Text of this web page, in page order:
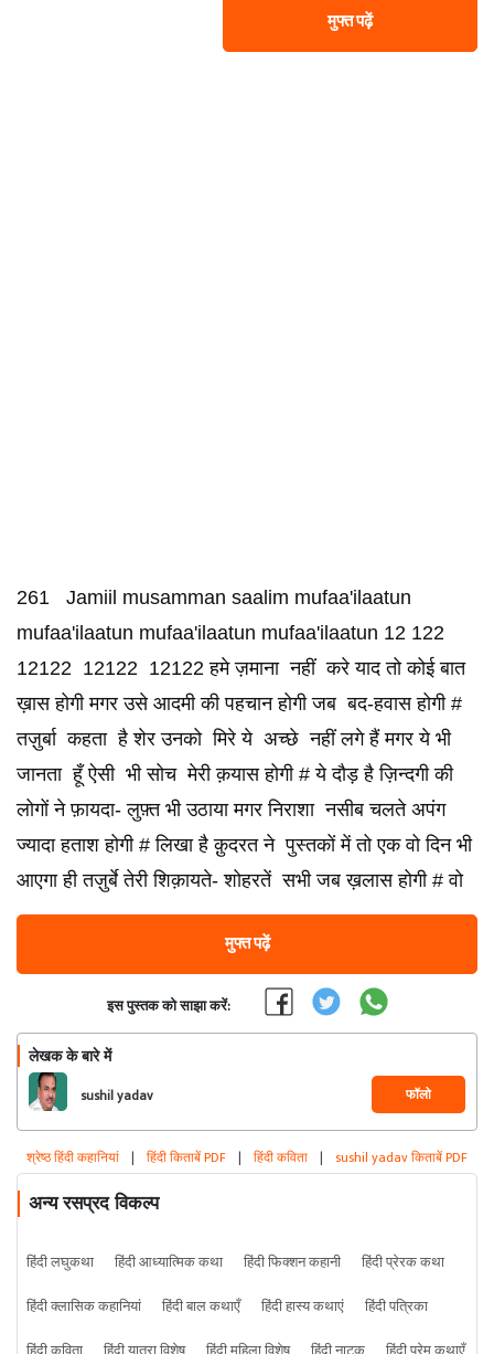
मुफ्त पढ़ें
261 Jamiil musamman saalim mufaa'ilaatun
mufaa'ilaatun mufaa'ilaatun mufaa'ilaatun 12 122
12122 12122 12122 हमे ज़माना नहीं करे याद तो कोई बात
ख़ास होगी मगर उसे आदमी की पहचान होगी जब बद-हवास होगी #
तज़ुर्बा कहता है शेर उनको मिरे ये अच्छे नहीं लगे हैं मगर ये भी
जानता हूँ ऐसी भी सोच मेरी क़यास होगी # ये दौड़ है ज़िन्दगी की
लोगों ने फ़ायदा- लुफ़्त भी उठाया मगर निराशा नसीब चलते अपंग
ज्यादा हताश होगी # लिखा है क़ुदरत ने पुस्तकों में तो एक वो दिन भी
आएगा ही तज़ुर्बे तेरी शिक़ायते- शोहरतें सभी जब ख़लास होगी # वो
मुफ्त पढ़ें
इस पुस्तक को साझा करें:
लेखक के बारे में
sushil yadav फॉलो
श्रेष्ठ हिंदी कहानियां | हिंदी किताबें PDF | हिंदी कविता | sushil yadav किताबें PDF
अन्य रसप्रद विकल्प
हिंदी लघुकथा हिंदी आध्यात्मिक कथा हिंदी फिक्शन कहानी
हिंदी प्रेरक कथा
हिंदी क्लासिक कहानियां
हिंदी बाल कथाएँ हिंदी हास्य कथाएं
हिंदी पत्रिका